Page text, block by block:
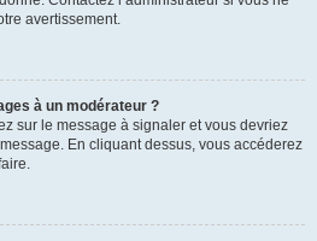
avertissement.
à un modérateur ?
sur le message à signaler et vous devriez
En cliquant dessus, vous accéderez